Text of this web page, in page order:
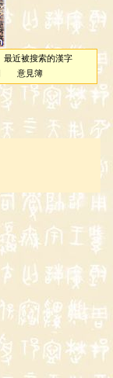
最近被搜索的漢字
意見簿